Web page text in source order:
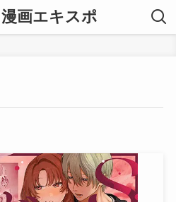
画エキスポ